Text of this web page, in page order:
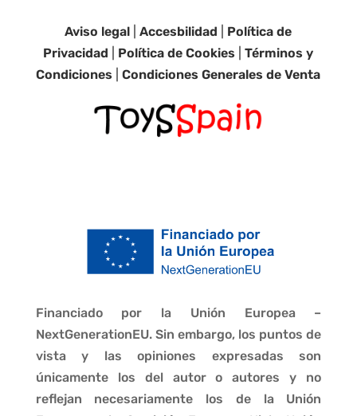
Aviso legal |Accesbilidad
Política de
Privacidad
Política de Cookies |Términos y
Condiciones |Condiciones Generales de Venta
Financiado por la Unión Europea –
NextGenerationEU. Sin embargo, los puntos de
vista y las opiniones expresadas son
únicamente los del autor o autores y no
reflejan necesariamente los de la Unión